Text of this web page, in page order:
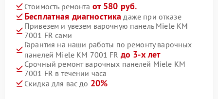
Стоимость ремонта от 580 руб.
Бесплатная диагностика даже при отказе
Привезем и увезем варочную панель Miele KM
7001 FR сами
Гарантия на наши работы по ремонту варочных
панелей Miele KM 7001 FR до 3-х лет
Срочный ремонт варочных панелей Miele KM
7001 FR в течении часа
Скидка для вас до 20%